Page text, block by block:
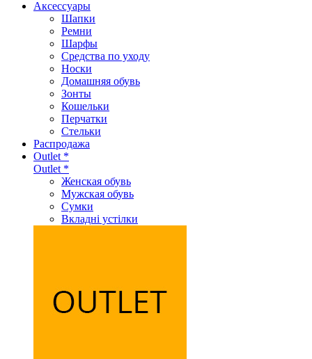
Аксеcсуары
Шапки
Ремни
Шарфы
Средства по уходу
Носки
Домашняя обувь
Зонты
Кошельки
Перчатки
Стельки
Распродажа
Outlet *
Outlet *
Женская обувь
Мужская обувь
Сумки
Вкладні устілки